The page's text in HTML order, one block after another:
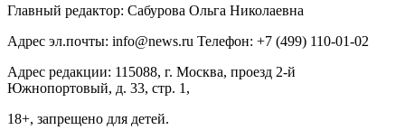
Главный редактор: Сабурова Ольга Николаевна
Адрес эл.почты: info@news.ru Телефон: +7 (499) 110-01-02
Адрес редакции: 115088, г. Москва, проезд 2-й
Южнопортовый, д. 33, стр. 1,
18+, запрещено для детей.